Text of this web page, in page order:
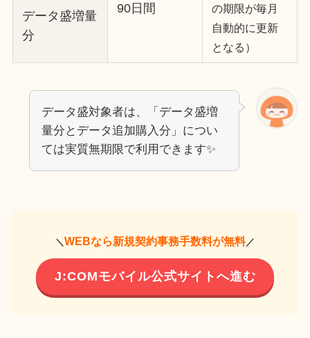
90日間
の期限が毎月
自動的に更新
となる）
データ盛増量
分
データ盛対象者は、「データ盛増
量分とデータ追加購入分」につい
ては実質無期限で利用できます✨
＼WEBなら新規契約事務手数料が無料／
J:COMモバイル公式サイトへ進む